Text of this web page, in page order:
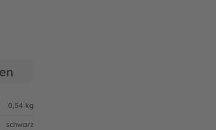
0,54 kg
schwarz